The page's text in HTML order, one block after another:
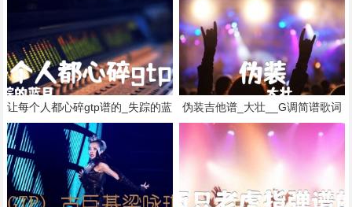
让每个人都心碎gtp谱的_失踪的蓝
月_gp5_黄大炜_原版弹唱吉他简
谱
伪装吉他谱_大壮__G调简谱歌词